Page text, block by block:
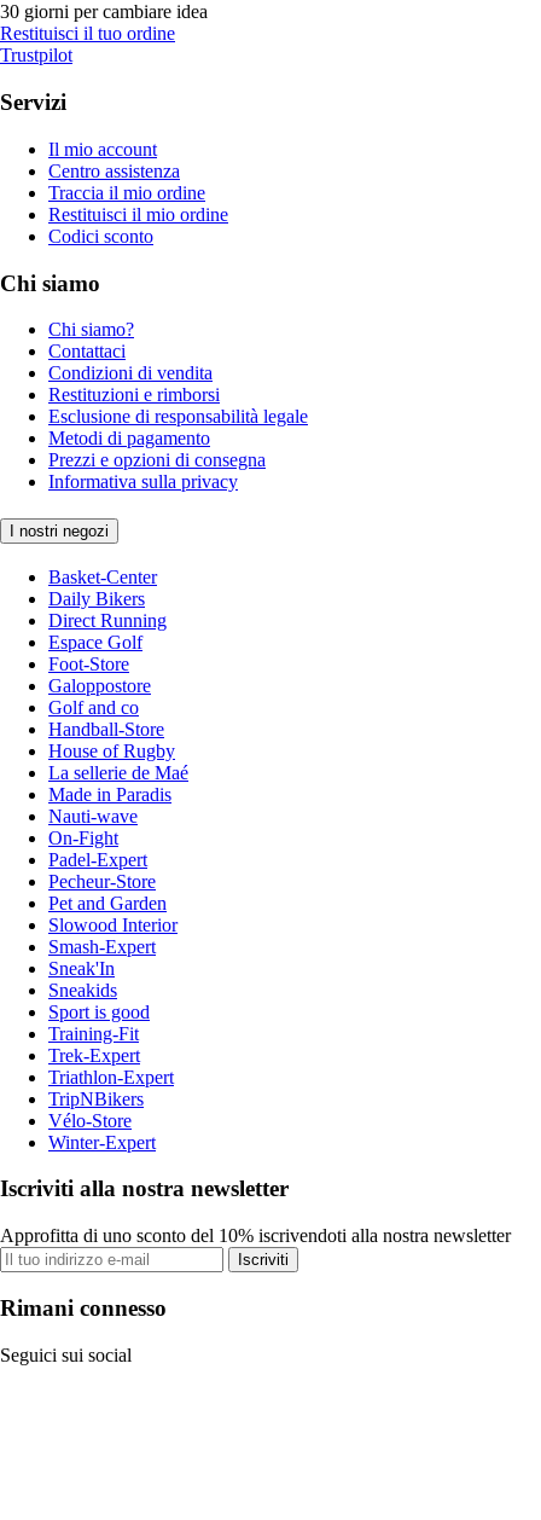
30 giorni per cambiare idea
Restituisci il tuo ordine
Trustpilot
Servizi
Il mio account
Centro assistenza
Traccia il mio ordine
Restituisci il mio ordine
Codici sconto
Chi siamo
Chi siamo?
Contattaci
Condizioni di vendita
Restituzioni e rimborsi
Esclusione di responsabilità legale
Metodi di pagamento
Prezzi e opzioni di consegna
Informativa sulla privacy
I nostri negozi
Basket-Center
Daily Bikers
Direct Running
Espace Golf
Foot-Store
Galoppostore
Golf and co
Handball-Store
House of Rugby
La sellerie de Maé
Made in Paradis
Nauti-wave
On-Fight
Padel-Expert
Pecheur-Store
Pet and Garden
Slowood Interior
Smash-Expert
Sneak'In
Sneakids
Sport is good
Training-Fit
Trek-Expert
Triathlon-Expert
TripNBikers
Vélo-Store
Winter-Expert
Iscriviti alla nostra newsletter
Approfitta di uno sconto del 10% iscrivendoti alla nostra newsletter
Iscriviti
Rimani connesso
Seguici sui social